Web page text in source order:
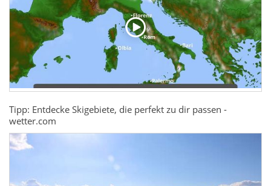
Tipp: Entdecke Skigebiete, die perfekt zu dir passen -
wetter.com